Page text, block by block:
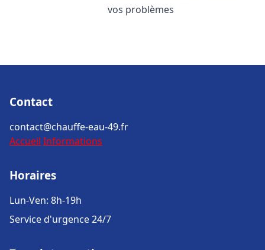
vos problèmes
Contact
contact@chauffe-eau-49.fr
Accueil Informations
Horaires
Lun-Ven: 8h-19h
Service d'urgence 24/7